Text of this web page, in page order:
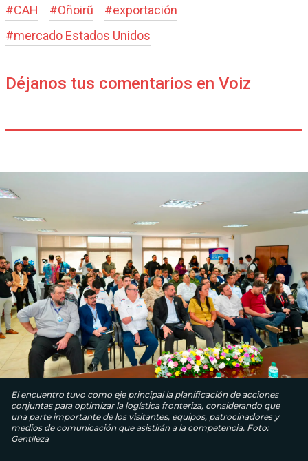
#CAH #Oñoirũ #exportación
#mercado Estados Unidos
Déjanos tus comentarios en Voiz
El encuentro tuvo como eje principal la planificación de acciones
conjuntas para optimizar la logística fronteriza, considerando que
una parte importante de los visitantes, equipos, patrocinadores y
medios de comunicación que asistirán a la competencia. Foto:
Gentileza